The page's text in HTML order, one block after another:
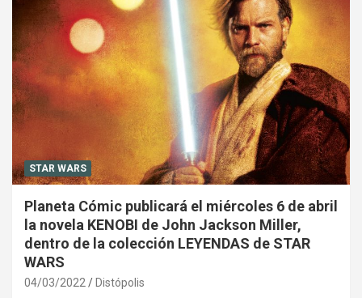
STAR WARS
Planeta Cómic publicará el miércoles 6 de abril
la novela KENOBI de John Jackson Miller,
dentro de la colección LEYENDAS de STAR
WARS
04/03/2022 Distópolis